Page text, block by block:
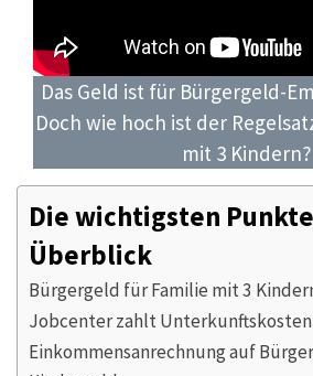
Das Geld ist für Bürgergeld-
Doch wie hoch ist der
mit 3 Kindern?
Die wichtigsten
Überblick
Bürgergeld für Familie mit 3
Jobcenter zahlt
Einkommensanrechnung auf